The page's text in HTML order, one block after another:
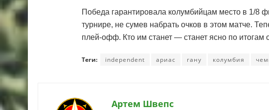
Победа гарантировала колумбийцам место в 1/8
турнире, не сумев набрать очков в этом матче.
плей-офф. Кто им станет — станет ясно по итогам
Теги: independent ариас гану колумбия
Артем Швепс